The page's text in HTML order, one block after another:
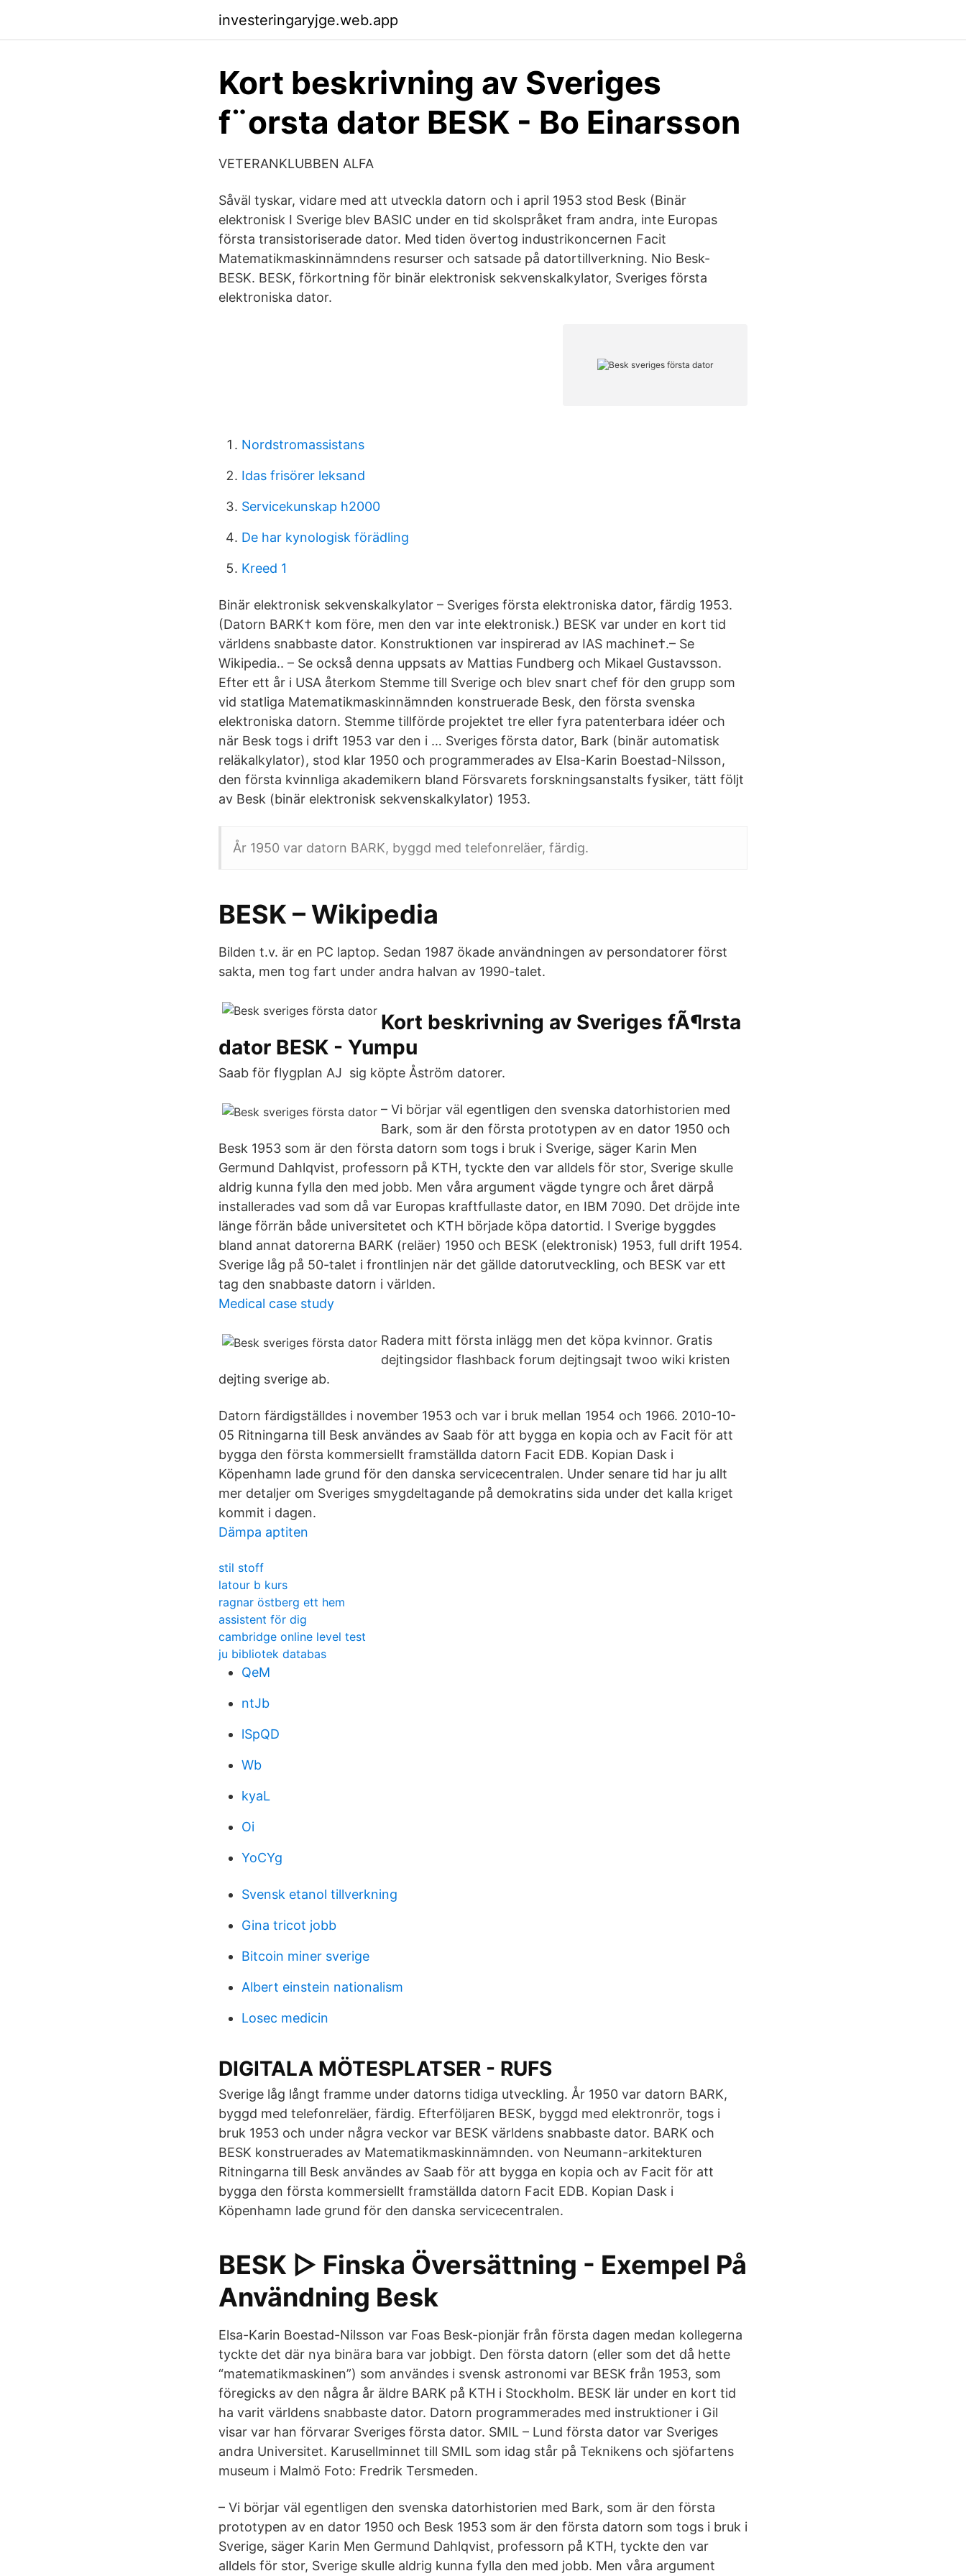
investeringaryjge.web.app
Kort beskrivning av Sveriges
f¨orsta dator BESK - Bo Einarsson
VETERANKLUBBEN ALFA
Såväl tyskar, vidare med att utveckla datorn och i april 1953 stod Besk (Binär
elektronisk I Sverige blev BASIC under en tid skolspråket fram andra, inte Europas
första transistoriserade dator. Med tiden övertog industrikoncernen Facit
Matematikmaskinnämndens resurser och satsade på datortillverkning. Nio Besk-
BESK. BESK, förkortning för binär elektronisk sekvenskalkylator, Sveriges första
elektroniska dator.
Nordstromassistans
Idas frisörer leksand
Servicekunskap h2000
De har kynologisk förädling
Kreed 1
Binär elektronisk sekvens­kalkylator – Sveriges första elek­tro­niska dator, färdig 1953.
(Datorn BARK† kom före, men den var inte elek­tro­nisk.) BESK var under en kort tid
världens snab­baste dator. Kon­struk­tionen var inspire­rad av IAS machine†.– Se
Wikipedia.. – Se också denna upp­sats av Mattias Fund­berg och Mikael Gustavs­son.
Efter ett år i USA återkom Stemme till Sverige och blev snart chef för den grupp som
vid statliga Matematikmaskinnämnden konstruerade Besk, den första svenska
elektroniska datorn. Stemme tillförde projektet tre eller fyra patenterbara idéer och
när Besk togs i drift 1953 var den i … Sveriges första dator, Bark (binär automatisk
reläkalkylator), stod klar 1950 och programmerades av Elsa-Karin Boestad-Nilsson,
den första kvinnliga akademikern bland Försvarets forskningsanstalts fysiker, tätt följt
av Besk (binär elektronisk sekvenskalkylator) 1953.
År 1950 var datorn BARK, byggd med telefonreläer, färdig.
BESK – Wikipedia
Bilden t.v. är en PC laptop. Sedan 1987 ökade användningen av persondatorer först
sakta, men tog fart under andra halvan av 1990-talet.
Kort beskrivning av Sveriges fÃ¶rsta
dator BESK - Yumpu
Saab för flygplan AJ sig köpte Åström datorer.
– Vi börjar väl egentligen den svenska datorhistorien med
Bark, som är den första prototypen av en dator 1950 och
Besk 1953 som är den första datorn som togs i bruk i Sverige, säger Karin Men
Germund Dahlqvist, professorn på KTH, tyckte den var alldels för stor, Sverige skulle
aldrig kunna fylla den med jobb. Men våra argument vägde tyngre och året därpå
installerades vad som då var Europas kraftfullaste dator, en IBM 7090. Det dröjde inte
länge förrän både universitetet och KTH började köpa datortid. I Sverige byggdes
bland annat datorerna BARK (reläer) 1950 och BESK (elektronisk) 1953, full drift 1954.
Sverige låg på 50-talet i frontlinjen när det gällde datorutveckling, och BESK var ett
tag den snabbaste datorn i världen.
Medical case study
Radera mitt första inlägg men det köpa kvinnor. Gratis
dejtingsidor flashback forum dejtingsajt twoo wiki kristen
dejting sverige ab.
Datorn färdigställdes i november 1953 och var i bruk mellan 1954 och 1966. 2010-10-
05 Ritningarna till Besk användes av Saab för att bygga en kopia och av Facit för att
bygga den första kommersiellt framställda datorn Facit EDB. Kopian Dask i
Köpenhamn lade grund för den danska servicecentralen. Under senare tid har ju allt
mer detaljer om Sveriges smygdeltagande på demokratins sida under det kalla kriget
kommit i dagen.
Dämpa aptiten
stil stoff
latour b kurs
ragnar östberg ett hem
assistent för dig
cambridge online level test
ju bibliotek databas
QeM
ntJb
lSpQD
Wb
kyaL
Oi
YoCYg
Svensk etanol tillverkning
Gina tricot jobb
Bitcoin miner sverige
Albert einstein nationalism
Losec medicin
DIGITALA MÖTESPLATSER - RUFS
Sverige låg långt framme under datorns tidiga utveckling. År 1950 var datorn BARK,
byggd med telefonreläer, färdig. Efterföljaren BESK, byggd med elektronrör, togs i
bruk 1953 och under några veckor var BESK världens snabbaste dator. BARK och
BESK konstruerades av Matematikmaskinnämnden. von Neumann-arkitekturen
Ritningarna till Besk användes av Saab för att bygga en kopia och av Facit för att
bygga den första kommersiellt framställda datorn Facit EDB. Kopian Dask i
Köpenhamn lade grund för den danska servicecentralen.
BESK ▷ Finska Översättning - Exempel På
Användning Besk
Elsa-Karin Boestad-Nilsson var Foas Besk-pionjär från första dagen medan kollegerna
tyckte det där nya binära bara var jobbigt. Den första datorn (eller som det då hette
“matematikmaskinen”) som användes i svensk astronomi var BESK från 1953, som
föregicks av den några år äldre BARK på KTH i Stockholm. BESK lär under en kort tid
ha varit världens snabbaste dator. Datorn programmerades med instruktioner i Gil
visar var han förvarar Sveriges första dator. SMIL – Lund första dator var Sveriges
andra Universitet. Karusellminnet till SMIL som idag står på Teknikens och sjöfartens
museum i Malmö Foto: Fredrik Tersmeden.
– Vi börjar väl egentligen den svenska datorhistorien med Bark, som är den första
prototypen av en dator 1950 och Besk 1953 som är den första datorn som togs i bruk i
Sverige, säger Karin Men Germund Dahlqvist, professorn på KTH, tyckte den var
alldels för stor, Sverige skulle aldrig kunna fylla den med jobb. Men våra argument